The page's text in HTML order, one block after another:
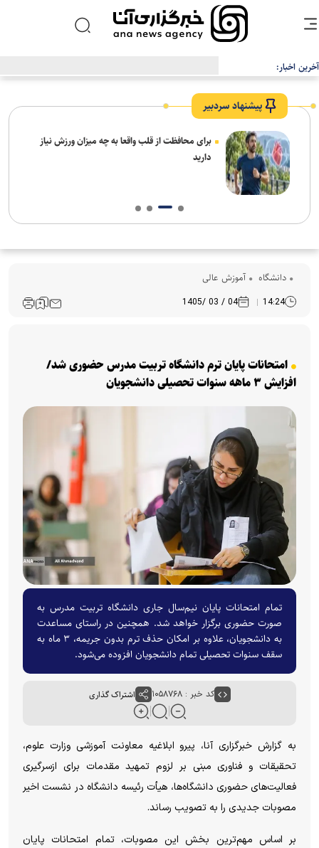
آخرین اخبار:
پیشنهاد سردبیر
برای محافظت از قلب واقعا به چه میزان ورزش نیاز
دارید
دانشگاه آموزش عالی
14:24
04 / 03 /1405
امتحانات پایان ترم دانشگاه تربیت مدرس حضوری شد/
افزایش ۳ ماهه سنوات تحصیلی دانشجویان
تمام امتحانات پایان نیم‌سال جاری دانشگاه تربیت مدرس به‌
صورت حضوری برگزار خواهد شد. همچنین در راستای مساعدت
به دانشجویان، علاوه بر امکان حذف ترم بدون جریمه، ۳ ماه به
سقف سنوات تحصیلی تمام دانشجویان افزوده می‌شود.
کد خبر : ۱۰۵۸۷۶۸ اشتراک گذاری
به گزارش خبرگزاری آنا، پیرو ابلاغیه معاونت آموزشی وزارت علوم،
تحقیقات و فناوری مبنی بر لزوم تمهید مقدمات برای ازسرگیری
فعالیت‌های حضوری دانشگاه‌ها، هیأت رئیسه دانشگاه در نشست اخیر
مصوبات جدیدی را به تصویب رساند.
بر اساس مهم‌ترین بخش این مصوبات، تمام امتحانات پایان